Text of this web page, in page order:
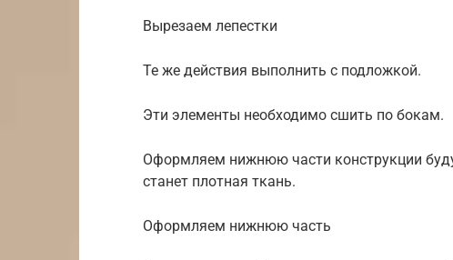
Вырезаем лепестки
Те же действия выполнить с подложкой.
Эти элементы необходимо сшить по бокам.
Оформляем нижнюю части конструкции
станет плотная ткань.
Оформляем нижнюю часть